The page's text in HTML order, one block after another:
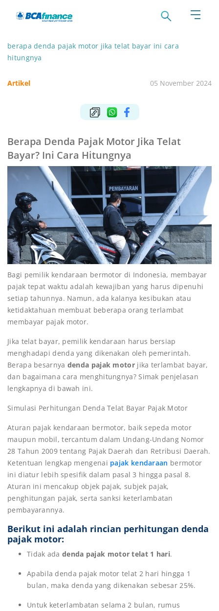
berapa denda pajak motor jika telat bayar ini cara
hitungnya
Artikel 05 November 2024
Berapa Denda Pajak Motor Jika Telat
Bayar? Ini Cara Hitungnya
Bagi pemilik kendaraan bermotor di Indonesia, membayar
pajak tepat waktu adalah kewajiban yang harus dipenuhi
setiap tahunnya. Namun, ada kalanya kesibukan atau
ketidaktahuan membuat beberapa orang terlambat
membayar pajak motor.
Jika telat bayar, pemilik kendaraan harus bersiap
menghadapi denda yang dikenakan oleh pemerintah.
Berapa besarnya denda pajak motorjika terlambat bayar,
dan bagaimana cara menghitungnya? Simak penjelasan
lengkapnya di bawah ini.
Simulasi Perhitungan Denda Telat Bayar Pajak Motor
Aturan pajak kendaraan bermotor, baik sepeda motor
maupun mobil, tercantum dalam Undang-Undang Nomor
28 Tahun 2009 tentang Pajak Daerah dan Retribusi Daerah.
Ketentuan lengkap mengenai pajak kendaraan bermotor
ini diatur lebih spesifik dalam pasal 3 hingga pasal 8.
Aturan ini mencakup objek pajak, subjek pajak,
penghitungan pajak, serta sanksi keterlambatan
pembayarannya.
Berikut ini adalah rincian perhitungan denda
pajak motor:
Tidak ada denda pajak motor telat 1 hari.
Apabila denda pajak motor telat 2 hari hingga 1
bulan, maka denda yang dikenakan sebesar 25%.
Untuk keterlambatan selama 2 bulan, rumus